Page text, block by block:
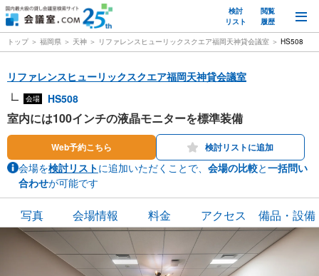
検討
リスト
閲覧
履歴
トップ 福岡県 天神 リファレンスヒューリックスクエア福岡天神貸会議室 HS508
リファレンスヒューリックスクエア福岡天神貸会議室
会場 HS508
室内には100インチの液晶モニターを標準装備
Web予約こちら 検討リストに追加
会場を検討リストに追加いただくことで、 会場の比較と一括問い
合わせが可能です
写真 会場情報 料金 アクセス 備品・設備